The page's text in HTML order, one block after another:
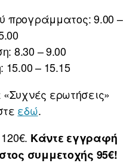
προγράμματος: 9.00 –
8.30 – 9.00
– 15.15
ερωτήσεις»
εδώ.
Κάντε εγγραφή
συμμετοχής 95€!